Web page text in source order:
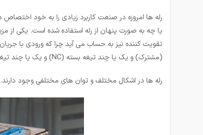
رله ها امروزه در صنعت کاربرد زیادی را به خود اختصاص
یا چه به صورت پنهان از رله استفاده شده است. یکی از
(مشترک) و یک یا چند تیغه بسته (NC) و یک یا چند تیغه باز (NO) را دارا می باشند.
رله ها در اشکال مختلف و توان های مختلفی وجود